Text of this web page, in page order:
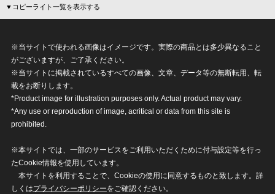
▼コピーライト一覧を表示する
※当サイトで使われる画像はイメージです。実際の商品とは多少異なること
がございますが、ご了承ください。
※当サイトに掲載されているすべての画像、文章、データ等の無断転用、転
載をお断りします。
*Product image for illustration purposes only. Actual product may vary.
*Any use or reproduction of image, acritical or data from this site is
prohibited.
※本サイトでは、一部のサービスをご利用いただくために付与設定等を行っ
たCookie情報を使用しています。
本サイトを利用することで、Cookieの使用に同意するものと致します。詳
しくはプライバシーポリシーをご確認ください。